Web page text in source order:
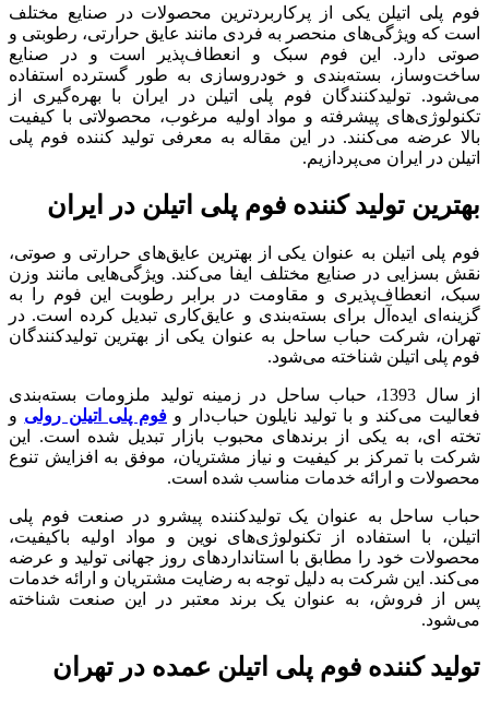
فوم پلی اتیلن یکی از پرکاربردترین محصولات در صنایع مختلف
است که ویژگی‌های منحصر به فردی مانند عایق حرارتی، رطوبتی و
صوتی دارد. این فوم سبک و انعطاف‌پذیر است و در صنایع
ساخت‌وساز، بسته‌بندی و خودروسازی به طور گسترده استفاده
می‌شود. تولیدکنندگان فوم پلی اتیلن در ایران با بهره‌گیری از
تکنولوژی‌های پیشرفته و مواد اولیه مرغوب، محصولاتی با کیفیت
بالا عرضه می‌کنند. در این مقاله به معرفی تولید کننده فوم پلی
اتیلن در ایران می‌پردازیم.
بهترین تولید کننده فوم پلی اتیلن در ایران
فوم پلی اتیلن به عنوان یکی از بهترین عایق‌های حرارتی و صوتی،
نقش بسزایی در صنایع مختلف ایفا می‌کند. ویژگی‌هایی مانند وزن
سبک، انعطاف‌پذیری و مقاومت در برابر رطوبت این فوم را به
گزینه‌ای ایده‌آل برای بسته‌بندی و عایق‌کاری تبدیل کرده است. در
تهران، شرکت حباب ساحل به عنوان یکی از بهترین تولیدکنندگان
فوم پلی اتیلن شناخته می‌شود.
از سال 1393، حباب ساحل در زمینه تولید ملزومات بسته‌بندی
فعالیت می‌کند و با تولید نایلون حباب‌دار و فوم پلی اتیلن رولی و
تخته ای، به یکی از برندهای محبوب بازار تبدیل شده است. این
شرکت با تمرکز بر کیفیت و نیاز مشتریان، موفق به افزایش تنوع
محصولات و ارائه خدمات مناسب شده است.
حباب ساحل به عنوان یک تولیدکننده پیشرو در صنعت فوم پلی
اتیلن، با استفاده از تکنولوژی‌های نوین و مواد اولیه باکیفیت،
محصولات خود را مطابق با استانداردهای روز جهانی تولید و عرضه
می‌کند. این شرکت به دلیل توجه به رضایت مشتریان و ارائه خدمات
پس از فروش، به عنوان یک برند معتبر در این صنعت شناخته
می‌شود.
تولید کننده فوم پلی اتیلن عمده در تهران